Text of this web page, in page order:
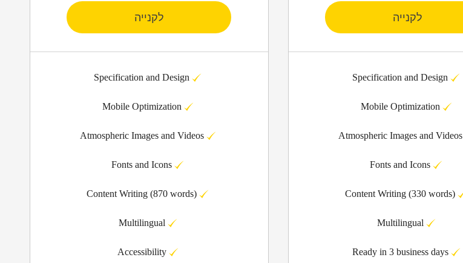
לקנייה
Specification and Design
Mobile Optimization
Atmospheric Images and Videos
Fonts and Icons
Content Writing (330 words)
Multilingual
Ready in 3 business days
לקנייה
Specification and Design
Mobile Optimization
Atmospheric Images and Videos
Fonts and Icons
Content Writing (870 words)
Multilingual
Accessibility